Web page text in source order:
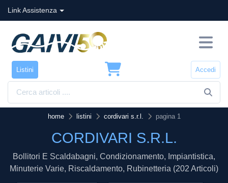
Link Assistenza
Listini Accedi
home listini cordivari s.r.l. pagina 1
CORDIVARI S.R.L.
Bollitori E Scaldabagni, Condizionamento, Impiantistica,
Minuterie Varie, Riscaldamento, Rubinetteria (202 Articoli)